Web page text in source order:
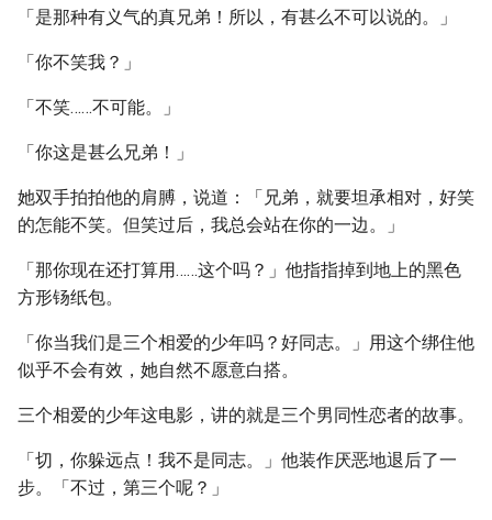
「是那种有义气的真兄弟！所以，有甚么不可以说的。」
「你不笑我？」
「不笑……不可能。」
「你这是甚么兄弟！」
她双手拍拍他的肩膊，说道：「兄弟，就要坦承相对，好笑
的怎能不笑。但笑过后，我总会站在你的一边。」
「那你现在还打算用……这个吗？」他指指掉到地上的黑色
方形钖纸包。
「你当我们是三个相爱的少年吗？好同志。」用这个绑住他
似乎不会有效，她自然不愿意白搭。
三个相爱的少年这电影，讲的就是三个男同性恋者的故事。
「切，你躲远点！我不是同志。」他装作厌恶地退后了一
步。「不过，第三个呢？」